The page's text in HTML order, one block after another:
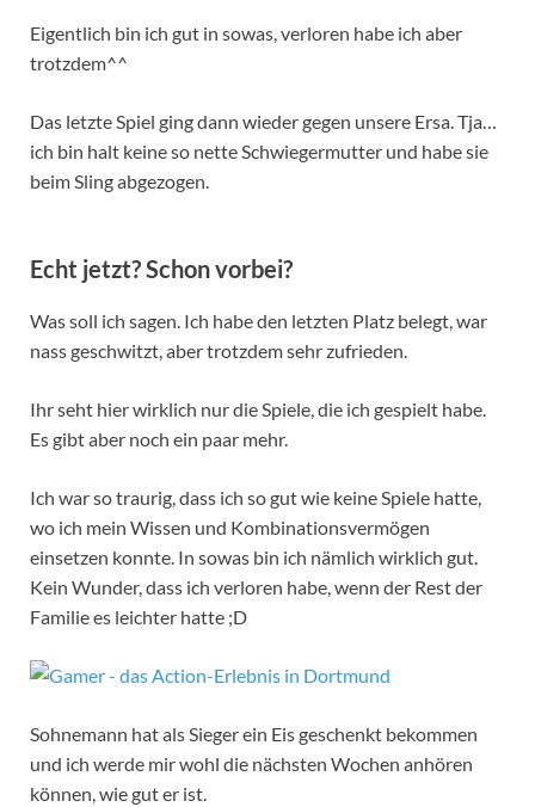
Eigentlich bin ich gut in sowas, verloren habe ich aber
trotzdem^^
Das letzte Spiel ging dann wieder gegen unsere Ersa. Tja…
ich bin halt keine so nette Schwiegermutter und habe sie
beim Sling abgezogen.
Echt jetzt? Schon vorbei?
Was soll ich sagen. Ich habe den letzten Platz belegt, war
nass geschwitzt, aber trotzdem sehr zufrieden.
Ihr seht hier wirklich nur die Spiele, die ich gespielt habe.
Es gibt aber noch ein paar mehr.
Ich war so traurig, dass ich so gut wie keine Spiele hatte,
wo ich mein Wissen und Kombinationsvermögen
einsetzen konnte. In sowas bin ich nämlich wirklich gut.
Kein Wunder, dass ich verloren habe, wenn der Rest der
Familie es leichter hatte ;D
Sohnemann hat als Sieger ein Eis geschenkt bekommen
und ich werde mir wohl die nächsten Wochen anhören
können, wie gut er ist.